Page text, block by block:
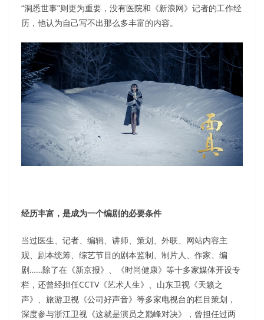
“洞悉世事”则更为重要，没有医院和《新浪网》记者的工作经
历，他认为自己写不出那么多丰富的内容。
经历丰富，是成为一个编剧的必要条件
当过医生、记者、编辑、讲师、策划、外联、网站内容主
观、剧本统筹、综艺节目的剧本监制、制片人、作家、编
剧……除了在《新京报》、《时尚健康》等十多家媒体开设专
栏，还曾经担任CCTV《艺术人生》、山东卫视《天籁之
声》、旅游卫视《公司好声音》等多家电视台的栏目策划，
深度参与浙江卫视《这就是演员之巅峰对决》，曾担任过两